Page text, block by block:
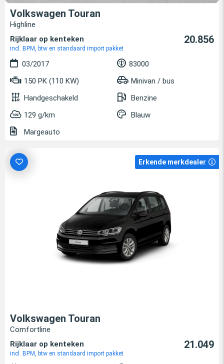
Volkswagen Touran
Highline
Rijklaar op kenteken
incl. BPM, btw en standaard import pakket
20.856
03/2017
83000
150 PK (110 KW)
Minivan / bus
Handgeschakeld
Benzine
129 g/km
Blauw
Margeauto
Erkende merkdealer
Volkswagen Touran
Comfortline
Rijklaar op kenteken
incl. BPM, btw en standaard import pakket
21.049